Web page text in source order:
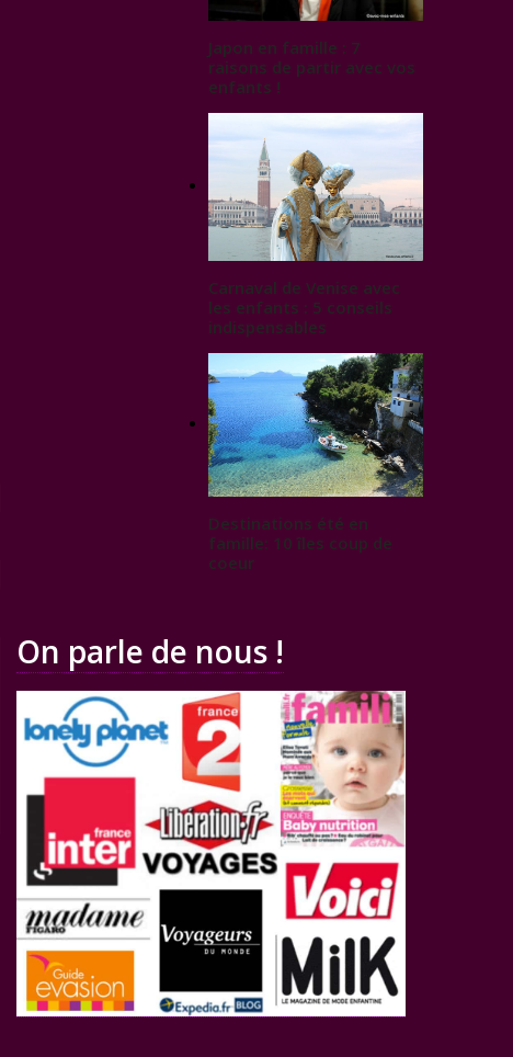
Japon en famille : 7
raisons de partir avec vos
enfants !
Carnaval de Venise avec
les enfants : 5 conseils
indispensables
Destinations été en
famille: 10 îles coup de
coeur
On parle de nous !